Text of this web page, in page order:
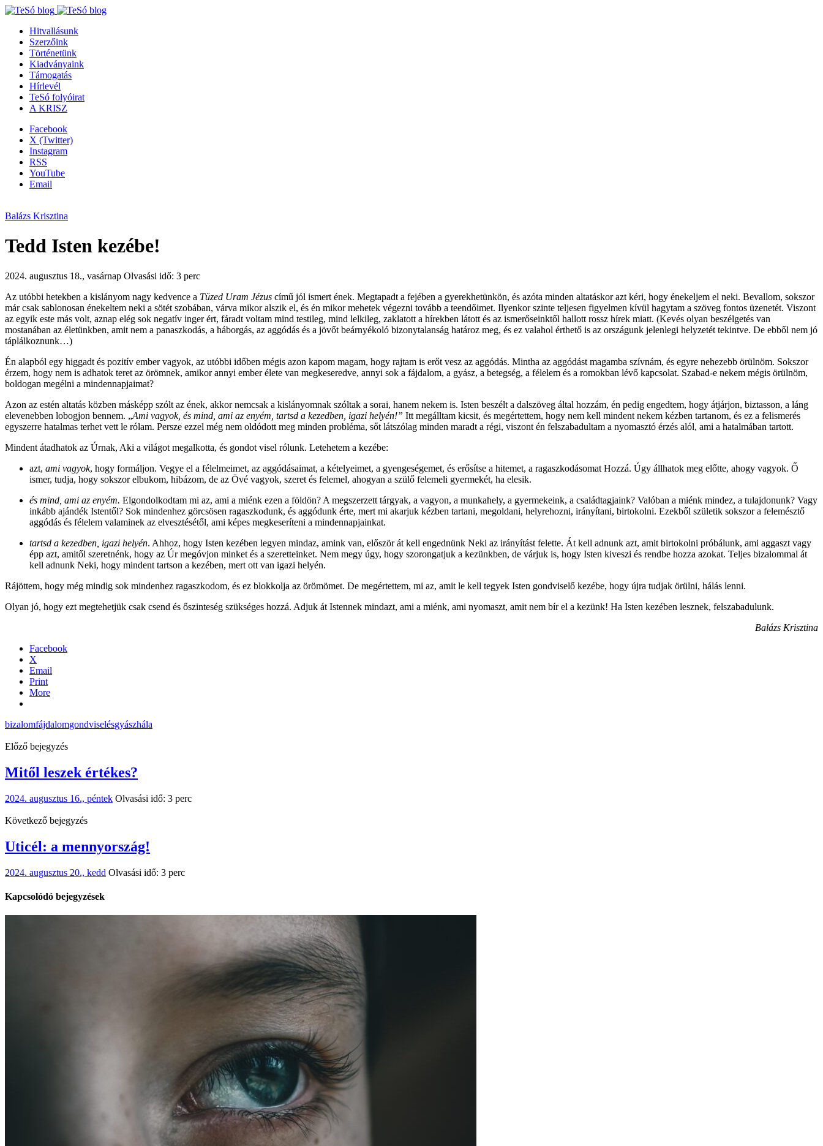
Hitvallásunk
Szerzőink
Történetünk
Kiadványaink
Támogatás
Hírlevél
TeSó folyóirat
A KRISZ
Facebook
X (Twitter)
Instagram
RSS
YouTube
Email
Balázs Krisztina
Tedd Isten kezébe!
2024. augusztus 18., vasárnap Olvasási idő: 3 perc
Az utóbbi hetekben a kislányom nagy kedvence a Tüzed Uram Jézus című jól ismert ének. Megtapadt a fejében a gyerekhetünkön, és azóta minden altatáskor azt kéri, hogy énekeljem el neki. Bevallom, sokszor
már csak sablonosan énekeltem neki a sötét szobában, várva mikor alszik el, és én mikor mehetek végezni tovább a teendőimet. Ilyenkor szinte teljesen figyelmen kívül hagytam a szöveg fontos üzenetét. Viszont
az egyik este más volt, aznap elég sok negatív inger ért, fáradt voltam mind testileg, mind lelkileg, zaklatott a hírekben látott és az ismerőseinktől hallott rossz hírek miatt. (Kevés olyan beszélgetés van
mostanában az életünkben, amit nem a panaszkodás, a háborgás, az aggódás és a jövőt beárnyékoló bizonytalanság határoz meg, és ez valahol érthető is az országunk jelenlegi helyzetét tekintve. De ebből nem jó
táplálkoznunk…)
Én alapból egy higgadt és pozitív ember vagyok, az utóbbi időben mégis azon kapom magam, hogy rajtam is erőt vesz az aggódás. Mintha az aggódást magamba szívnám, és egyre nehezebb örülnöm. Sokszor
érzem, hogy nem is adhatok teret az örömnek, amikor annyi ember élete van megkeseredve, annyi sok a fájdalom, a gyász, a betegség, a félelem és a romokban lévő kapcsolat. Szabad-e nekem mégis örülnöm,
boldogan megélni a mindennapjaimat?
Azon az estén altatás közben másképp szólt az ének, akkor nemcsak a kislányomnak szóltak a sorai, hanem nekem is. Isten beszélt a dalszöveg által hozzám, én pedig engedtem, hogy átjárjon, biztasson, a láng
elevenebben lobogjon bennem. „Ami vagyok, és mind, ami az enyém, tartsd a kezedben, igazi helyén!” Itt megálltam kicsit, és megértettem, hogy nem kell mindent nekem kézben tartanom, és ez a felismerés
egyszerre hatalmas terhet vett le rólam. Persze ezzel még nem oldódott meg minden probléma, sőt látszólag minden maradt a régi, viszont én felszabadultam a nyomasztó érzés alól, ami a hatalmában tartott.
Mindent átadhatok az Úrnak, Aki a világot megalkotta, és gondot visel rólunk. Letehetem a kezébe:
azt, ami vagyok, hogy formáljon. Vegye el a félelmeimet, az aggódásaimat, a kételyeimet, a gyengeségemet, és erősítse a hitemet, a ragaszkodásomat Hozzá. Úgy állhatok meg előtte, ahogy vagyok. Ő
ismer, tudja, hogy sokszor elbukom, hibázom, de az Övé vagyok, szeret és felemel, ahogyan a szülő felemeli gyermekét, ha elesik.
és mind, ami az enyém. Elgondolkodtam mi az, ami a miénk ezen a földön? A megszerzett tárgyak, a vagyon, a munkahely, a gyermekeink, a családtagjaink? Valóban a miénk mindez, a tulajdonunk? Vagy
inkább ajándék Istentől? Sok mindenhez görcsösen ragaszkodunk, és aggódunk érte, mert mi akarjuk kézben tartani, megoldani, helyrehozni, irányítani, birtokolni. Ezekből születik sokszor a felemésztő
aggódás és félelem valaminek az elvesztésétől, ami képes megkeseríteni a mindennapjainkat.
tartsd a kezedben, igazi helyén. Ahhoz, hogy Isten kezében legyen mindaz, amink van, először át kell engednünk Neki az irányítást felette. Át kell adnunk azt, amit birtokolni próbálunk, ami aggaszt vagy
épp azt, amitől szeretnénk, hogy az Úr megóvjon minket és a szeretteinket. Nem megy úgy, hogy szorongatjuk a kezünkben, de várjuk is, hogy Isten kiveszi és rendbe hozza azokat. Teljes bizalommal át
kell adnunk Neki, hogy mindent tartson a kezében, mert ott van igazi helyén.
Rájöttem, hogy még mindig sok mindenhez ragaszkodom, és ez blokkolja az örömömet. De megértettem, mi az, amit le kell tegyek Isten gondviselő kezébe, hogy újra tudjak örülni, hálás lenni.
Olyan jó, hogy ezt megtehetjük csak csend és őszinteség szükséges hozzá. Adjuk át Istennek mindazt, ami a miénk, ami nyomaszt, amit nem bír el a kezünk! Ha Isten kezében lesznek, felszabadulunk.
Balázs Krisztina
Facebook
X
Email
Print
More
bizalomfájdalomgondviselésgyászhála
Előző bejegyzés
Mitől leszek értékes?
2024. augusztus 16., péntek Olvasási idő: 3 perc
Következő bejegyzés
Uticél: a mennyország!
2024. augusztus 20., kedd Olvasási idő: 3 perc
Kapcsolódó bejegyzések